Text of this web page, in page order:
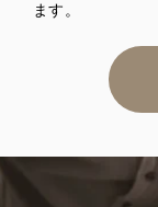
ます。